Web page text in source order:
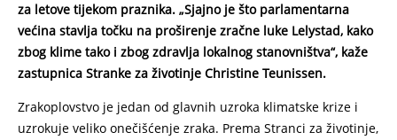
za letove tijekom praznika. „Sjajno je što parlamentarna
većina stavlja točku na proširenje zračne luke Lelystad, kako
zbog klime tako i zbog zdravlja lokalnog stanovništva“, kaže
zastupnica Stranke za životinje Christine Teunissen.
Zrakoplovstvo je jedan od glavnih uzroka klimatske krize i
uzrokuje veliko onečišćenje zraka. Prema Stranci za životinje,